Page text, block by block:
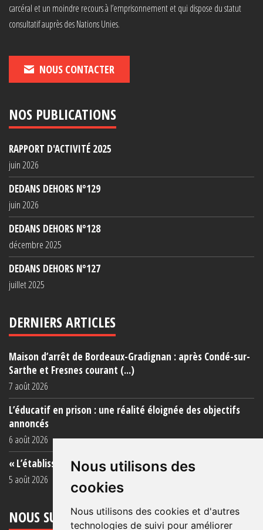
Nous utilisons des
cookies
Nous utilisons des cookies et d'autres
technologies de suivi pour améliorer
carcéral et un moindre recours à l’emprisonnement et qui dispose du statut
consultatif auprès des Nations Unies.
NOUS CONTACTER
NOS PUBLICATIONS
RAPPORT D'ACTIVITÉ 2025
juin 2026
DEDANS DEHORS N°129
juin 2026
DEDANS DEHORS N°128
décembre 2025
DEDANS DEHORS N°127
juillet 2025
DERNIERS ARTICLES
Maison d’arrêt de Bordeaux-Gradignan : après Condé-sur-
Sarthe et Fresnes courant (...)
7 août 2026
L’éducatif en prison : une réalité éloignée des objectifs
annoncés
6 août 2026
« L’établissement est une porcherie totale »
5 août 2026
NOUS SUIVRE